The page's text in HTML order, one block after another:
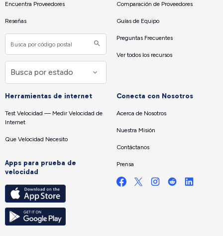
Encuentra Proveedores
Reseñas
Comparación de Proveedores
Guías de Equipo
Preguntas Frecuentes
Ver todos los recursos
Herramientas de internet
Test Velocidad — Medir Velocidad de
Internet
Que Velocidad Necesito
Apps para prueba de
velocidad
Conecta con Nosotros
Acerca de Nosotros
Nuestra Misión
Contáctanos
Prensa